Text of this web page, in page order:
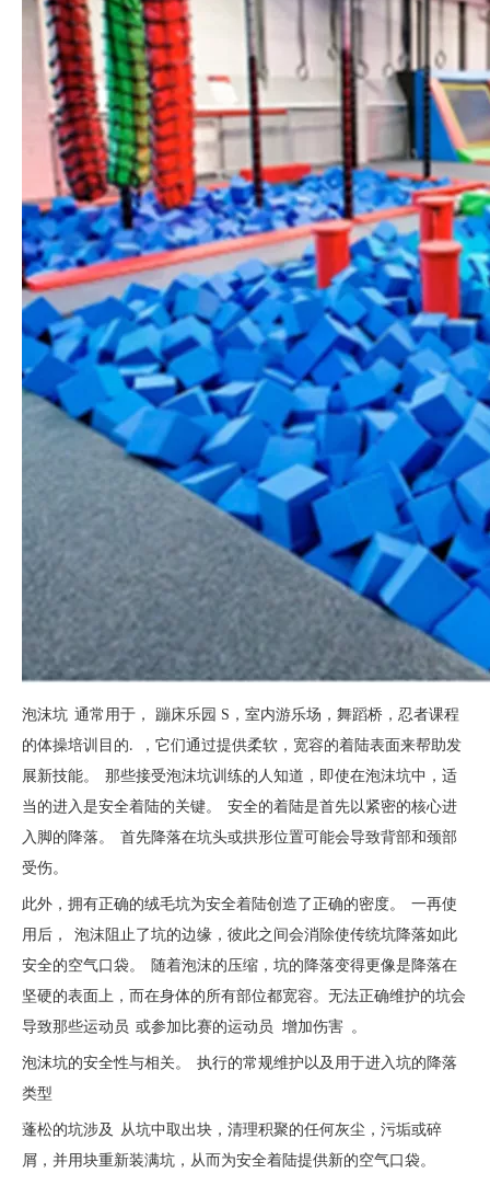
泡沫坑 通常用于 ，
蹦床乐园 S，室内游乐场，舞蹈桥，忍者课程
的体操培训目的. ，它们通过提供柔软，宽容的着陆表面来帮助发
展新技能。 那些接受泡沫坑训练的人知道，即使在泡沫坑中，适
当的进入是安全着陆的关键。 安全的着陆是首先以紧密的核心进
入脚的降落。 首先降落在坑头或拱形位置可能会导致背部和颈部
受伤。
此外，拥有正确的绒毛坑为安全着陆创造了正确的密度。 一再使
用后， 泡沫阻止了坑的边缘，彼此之间会消除使传统坑降落如此
安全的空气口袋。 随着泡沫的压缩，坑的降落变得更像是降落在
坚硬的表面上，而在身体的所有部位都宽容。无法正确维护的坑会
导致那些运动员 或参加比赛的运动员 增加伤害 。
泡沫坑的安全性与相关。 执行的常规维护以及用于进入坑的降落
类型
蓬松的坑涉及 从坑中取出块，清理积聚的任何灰尘，污垢或碎
屑，并用块重新装满坑，从而为安全着陆提供新的空气口袋。